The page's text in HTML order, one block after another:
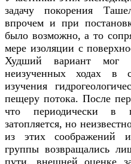
задачу покорения
впрочем и при
было возможно, а то
мере изоляции с
Худший вариант мог
неизученных ходах в
изучения
пещеру потока. После
что периодически в
затопляется, но
из этих соображений и
группы возвращались
пути, внешней оценке